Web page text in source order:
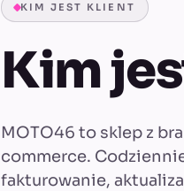
KIM JEST KLIENT
Kim
MOTO46 to sklep z
commerce.
fakturowanie,